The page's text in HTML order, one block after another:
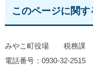
このページに関
みやこ町役場 税務課
電話番号：0930-32-2515